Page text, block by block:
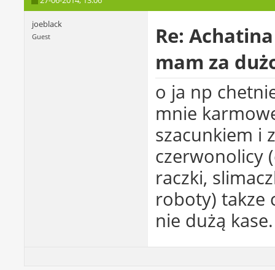
joeblack
Guest
Re:
mam za
o ja np
mnie
szacunkiem i
czerwonolicy
raczki,
roboty) takze
nie dużą